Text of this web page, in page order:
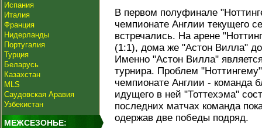
Испания
Италия
Франция
Нидерланды
Португалия
Турция
Беларусь
Казахстан
MLS
Саудовская Аравия
Узбекистан
МЕЖСЕЗОНЬЕ:
В первом полуфинале
чемпионате Англии текущего
встречались. На арене
(1:1), дома же "Астон Вилла"
Именно "Астон Вилла"
турнира. Проблем
чемпионате Англии - команда
идущего в ней "Тоттехэма"
последних матчах команда
одержав две победы подряд.